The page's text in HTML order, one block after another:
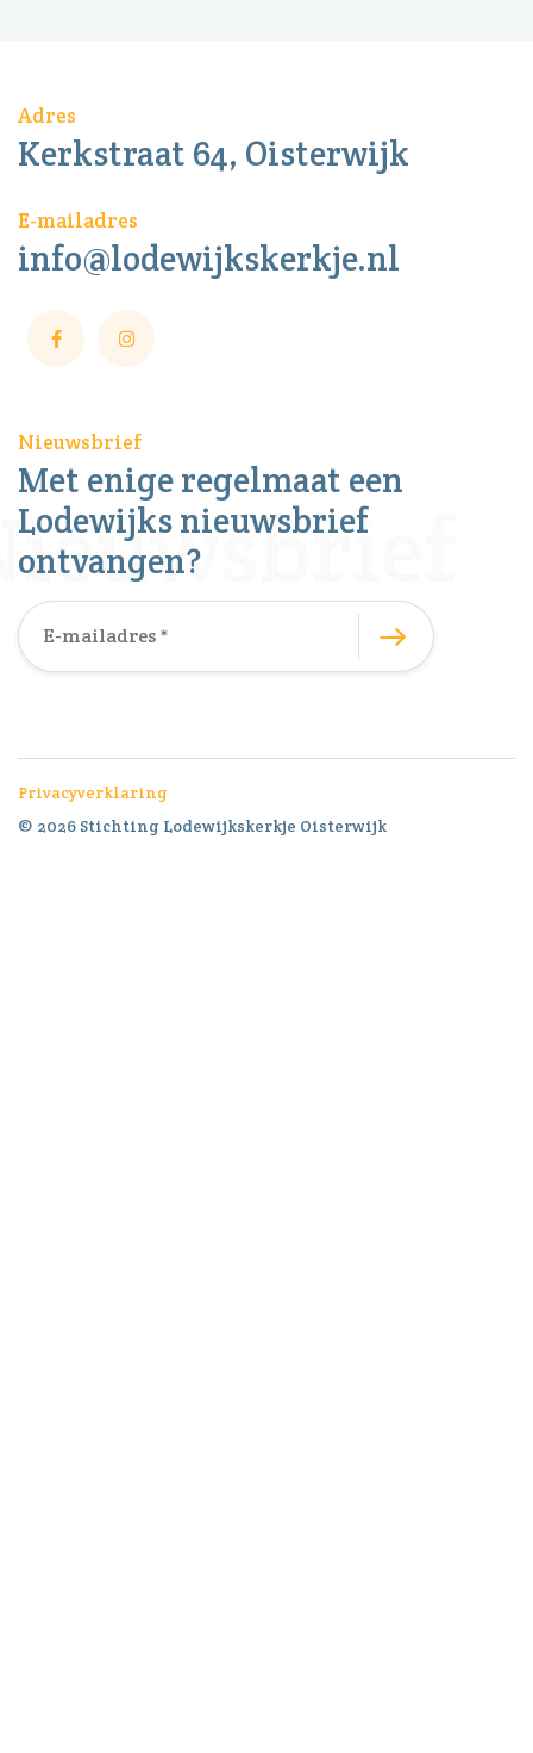
Adres
Kerkstraat 64, Oisterwijk
E-mailadres
info@lodewijkskerkje.nl
Nieuwsbrief
Met enige regelmaat een
Lodewijks nieuwsbrief
ontvangen?
Privacyverklaring
© 2026 Stichting Lodewijkskerkje Oisterwijk